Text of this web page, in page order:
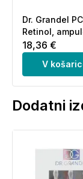
Dr. Grandel
Retinol,
18,36 €
V
Dodatni